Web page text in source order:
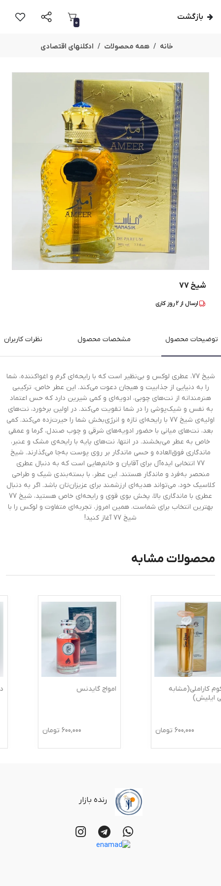
بازگشت
0
خانه همه محصولات ادکلنهای اقتصادی
شیخ 77
ارسال از 2روز کاری
توضیحات محصول مشخصات محصول نظرات کاربران
شیخ 77، عطری لوکس و بی‌نظیر است که با رایحه‌ای گرم و اغواکننده، شما
را به دنیایی از جذابیت و هیجان دعوت می‌کند. این عطر خاص، ترکیبی
هنرمندانه از نت‌های چوبی، ادویه‌ای و کمی شیرین دارد که حس اعتماد
به نفس و شیک‌پوشی را در شما تقویت می‌کند. در اولین برخورد، نت‌های
اولیه‌ی شیخ 77 با رایحه‌ای تازه و انرژی‌بخش شما را حیرت‌زده می‌کند. کمی
بعد، نت‌های میانی با حضور ادویه‌های شرقی و چوب صندل، گرما و عمقی
خاص به عطر می‌بخشند. در انتها، نت‌های پایه با رایحه‌ی مشک و عنبر،
ماندگاری فوق‌العاده و حسی ماندگار بر روی پوست به‌جا می‌گذارند. شیخ
77 انتخابی ایده‌آل برای آقایان و خانم‌هایی است که به دنبال عطری
منحصر به‌فرد و ماندگار هستند. این عطر، با بسته‌بندی شیک و طراحی
کلاسیک خود، می‌تواند هدیه‌ای ارزشمند برای عزیزان‌تان باشد. اگر به دنبال
عطری با ماندگاری بالا، پخش بوی قوی و رایحه‌ای خاص هستید، شیخ 77
بهترین انتخاب برای شماست. همین امروز، تجربه‌ای متفاوت و لوکس را با
شیخ 77 آغاز کنید!
محصولات مشابه
امواج گایدنس
600,000 تومان
درهم
600,000 تومان
رنده بازار